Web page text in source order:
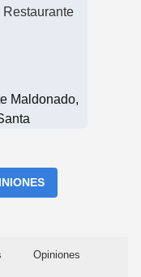
Restaurante
Maldonado,
Opiniones